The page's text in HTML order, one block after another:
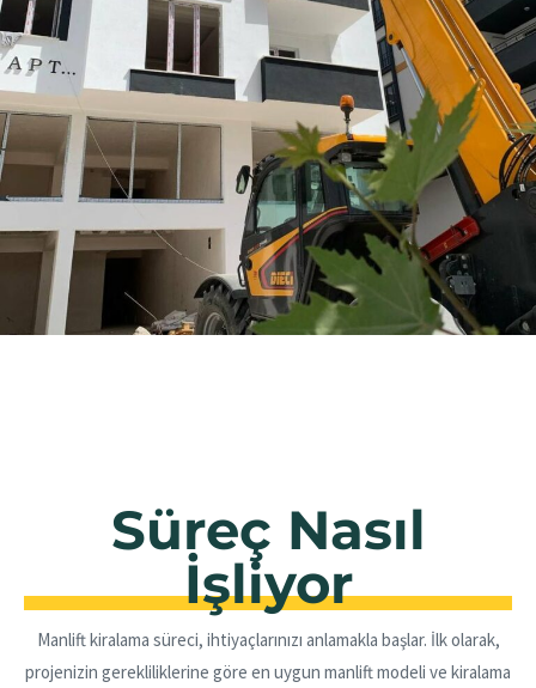
Süreç Nasıl
İşliyor
Manlift kiralama süreci, ihtiyaçlarınızı anlamakla başlar. İlk olarak,
projenizin gerekliliklerine göre en uygun manlift modeli ve kiralama